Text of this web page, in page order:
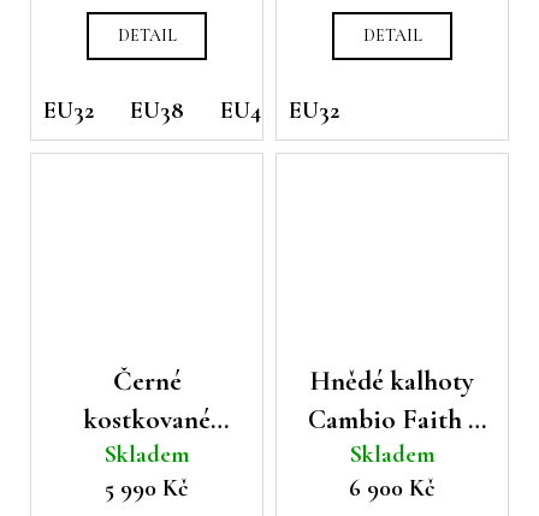
DETAIL
EU32 EU38 EU40
DETAIL
EU32
Černé
kostkované
kalhoty Cambio
Faith
Skladem
5 990 Kč
Hnědé kalhoty
Cambio Faith s
geometickým
vzorem
Skladem
6 900 Kč